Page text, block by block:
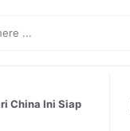
China Ini Siap